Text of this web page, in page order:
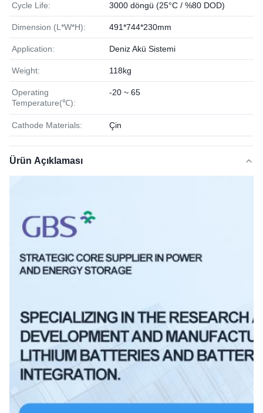
Cycle Life: 3000 döngü (25°C / %80 DOD)
Dimension (L*W*H): 491*744*230mm
Application: Deniz Akü Sistemi
Weight: 118kg
Operating
Temperature(℃):
-20 ~ 65
Cathode Materials: Çin
Ürün Açıklaması